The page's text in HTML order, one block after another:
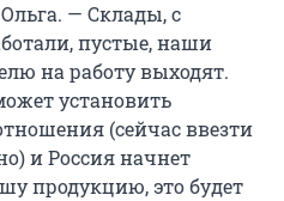
— Склады, с
пустые, наши
на работу выходят.
установить
(сейчас ввезти
и Россия начнет
продукцию, это будет